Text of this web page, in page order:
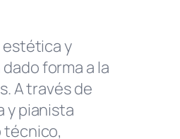
estética y
forma a la
A través de
y pianista
técnico,